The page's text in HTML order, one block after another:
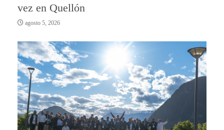
vez en Quellón
agosto 5, 2026